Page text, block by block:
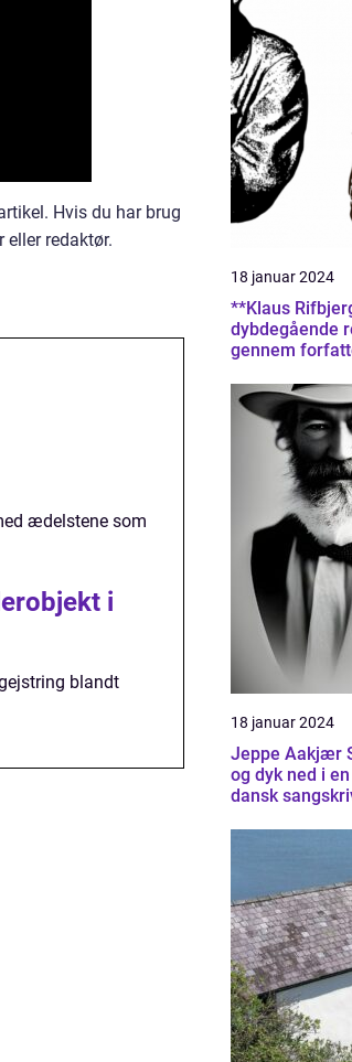
Hvis du har brug
redaktør.
ædelstene som
i
blandt
18 januar 2024
**Klaus
dybdegående
gennem
18 januar 2024
Jeppe Aakjær
og dyk ned i
dansk